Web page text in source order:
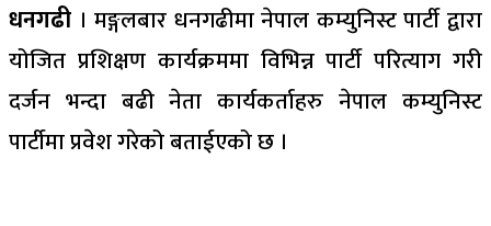
धनगढी । मङ्गलबार धनगढीमा नेपाल कम्युनिस्ट पार्टी द्वारा
योजित प्रशिक्षण कार्यक्रममा विभिन्न पार्टी परित्याग गरी
दर्जन भन्दा बढी नेता कार्यकर्ताहरु नेपाल कम्युनिस्ट
पार्टीमा प्रवेश गरेको बताईएको छ ।